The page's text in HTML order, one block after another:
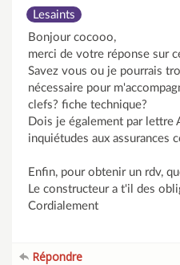
Lesaints
Bonjour cocooo,
merci de votre réponse sur
Savez vous ou je pourrais
nécessaire pour
clefs? fiche technique?
Dois je également par lettre
inquiétudes aux assurances
Enfin, pour obtenir un rdv,
Le constructeur a t'il des
Cordialement
Répondre